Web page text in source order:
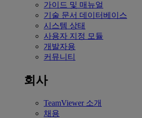
가이드 및 매뉴얼
기술 문서 데이터베이스
시스템 상태
사용자 지정 모듈
개발자용
커뮤니티
회사
TeamViewer 소개
채용